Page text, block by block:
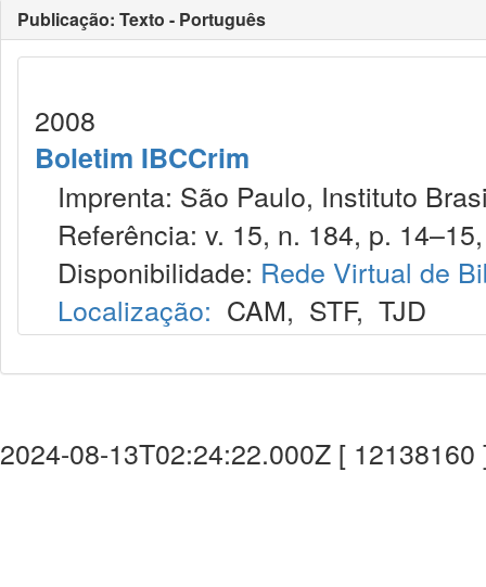
Publicação: Texto - Português
2008
Boletim IBCCrim
Imprenta: São Paulo, Instituto
Referência: v. 15, n. 184, p.
Disponibilidade: Rede Virtual de
Localização: CAM, STF, TJD
2024-08-13T02:24:22.000Z [ 12138160